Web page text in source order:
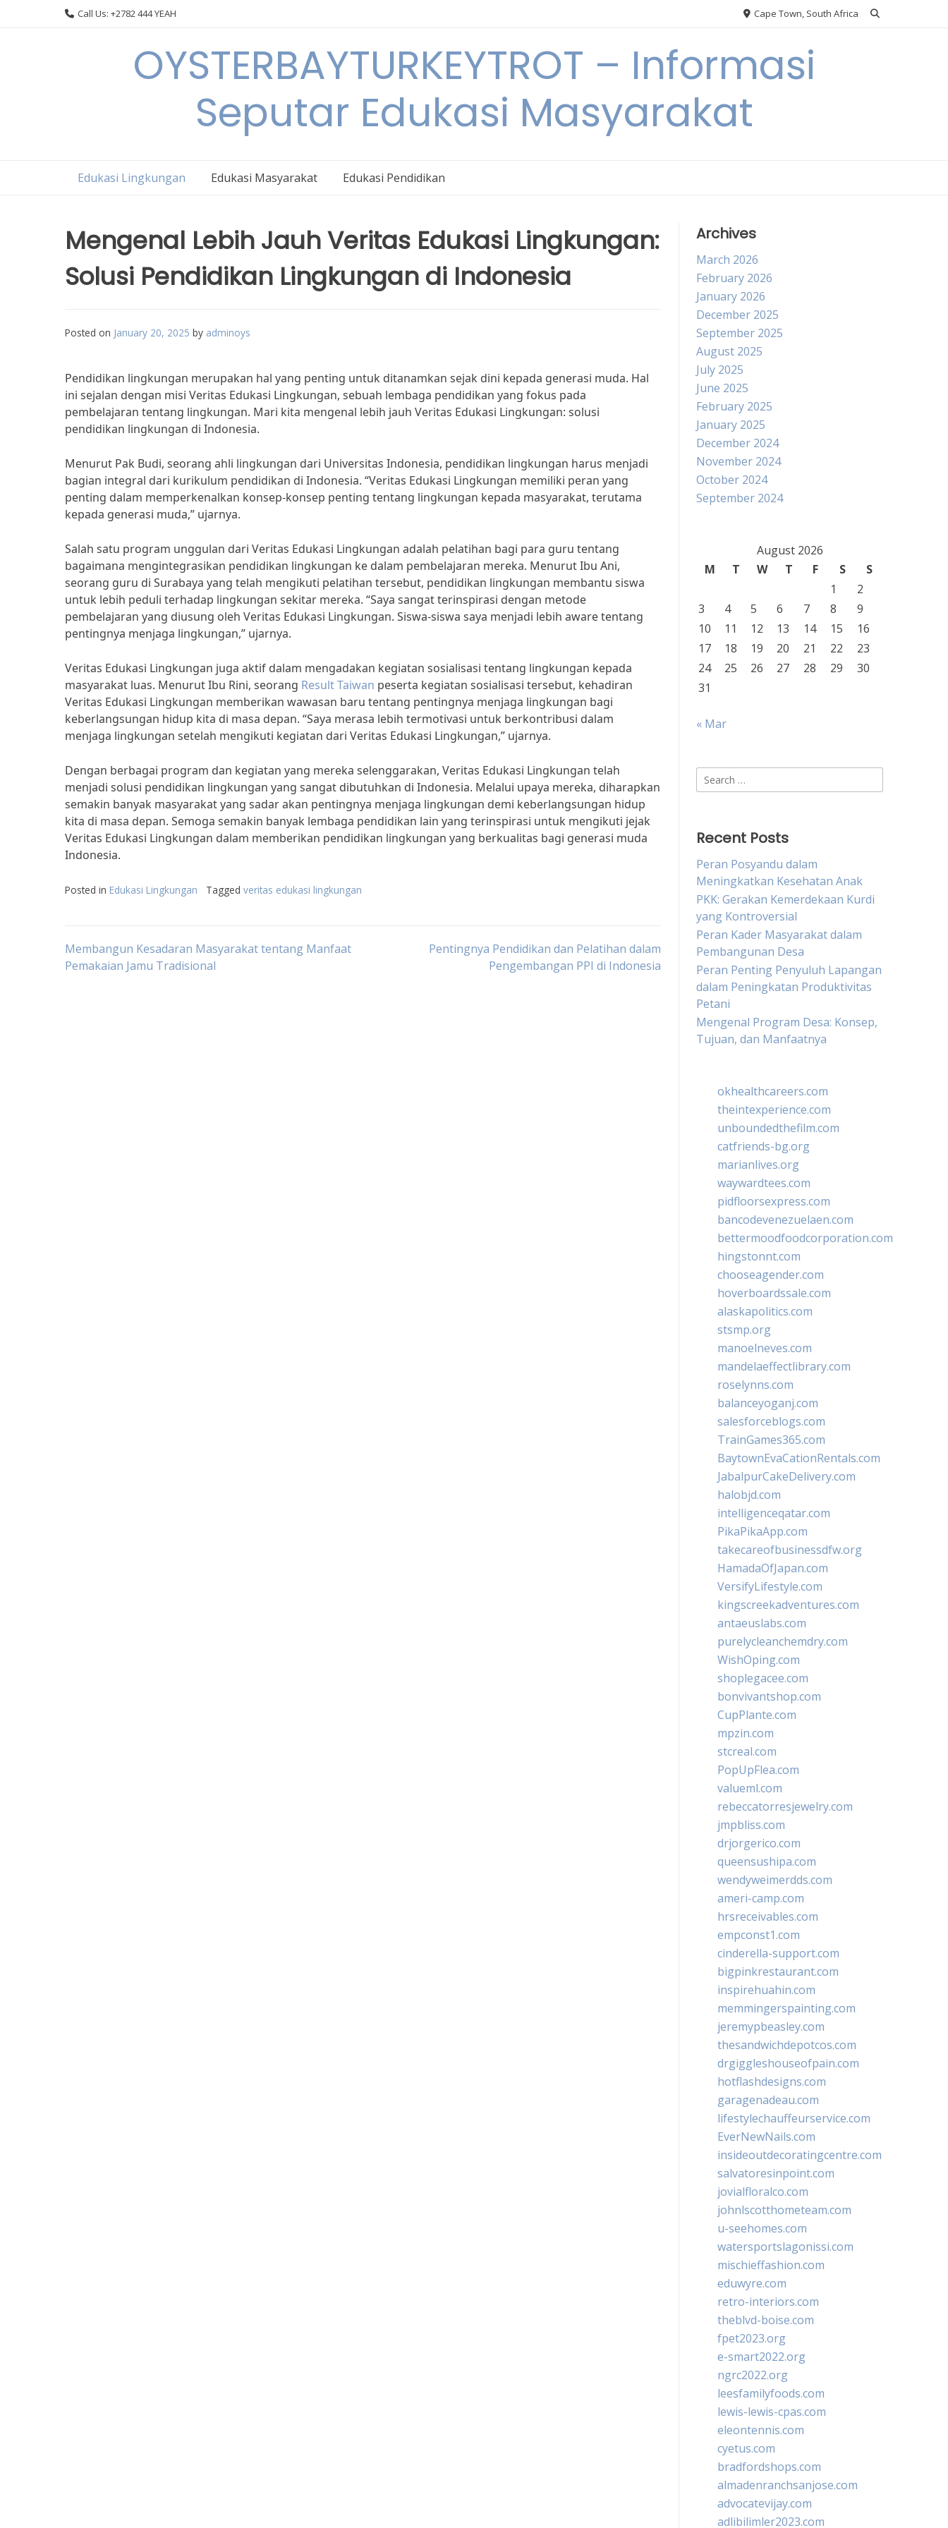
Call Us: +2782 444 YEAH Cape Town, South Africa
OYSTERBAYTURKEYTROT – Informasi
Seputar Edukasi Masyarakat
Edukasi Lingkungan Edukasi Masyarakat Edukasi Pendidikan
Mengenal Lebih Jauh Veritas Edukasi Lingkungan:
Solusi Pendidikan Lingkungan di Indonesia
Posted on January 20, 2025 by adminoys
Pendidikan lingkungan merupakan hal yang penting untuk ditanamkan sejak dini kepada generasi muda. Hal
ini sejalan dengan misi Veritas Edukasi Lingkungan, sebuah lembaga pendidikan yang fokus pada
pembelajaran tentang lingkungan. Mari kita mengenal lebih jauh Veritas Edukasi Lingkungan: solusi
pendidikan lingkungan di Indonesia.
Menurut Pak Budi, seorang ahli lingkungan dari Universitas Indonesia, pendidikan lingkungan harus menjadi
bagian integral dari kurikulum pendidikan di Indonesia. “Veritas Edukasi Lingkungan memiliki peran yang
penting dalam memperkenalkan konsep-konsep penting tentang lingkungan kepada masyarakat, terutama
kepada generasi muda,” ujarnya.
Salah satu program unggulan dari Veritas Edukasi Lingkungan adalah pelatihan bagi para guru tentang
bagaimana mengintegrasikan pendidikan lingkungan ke dalam pembelajaran mereka. Menurut Ibu Ani,
seorang guru di Surabaya yang telah mengikuti pelatihan tersebut, pendidikan lingkungan membantu siswa
untuk lebih peduli terhadap lingkungan sekitar mereka. “Saya sangat terinspirasi dengan metode
pembelajaran yang diusung oleh Veritas Edukasi Lingkungan. Siswa-siswa saya menjadi lebih aware tentang
pentingnya menjaga lingkungan,” ujarnya.
Veritas Edukasi Lingkungan juga aktif dalam mengadakan kegiatan sosialisasi tentang lingkungan kepada
masyarakat luas. Menurut Ibu Rini, seorang Result Taiwan peserta kegiatan sosialisasi tersebut, kehadiran
Veritas Edukasi Lingkungan memberikan wawasan baru tentang pentingnya menjaga lingkungan bagi
keberlangsungan hidup kita di masa depan. “Saya merasa lebih termotivasi untuk berkontribusi dalam
menjaga lingkungan setelah mengikuti kegiatan dari Veritas Edukasi Lingkungan,” ujarnya.
Dengan berbagai program dan kegiatan yang mereka selenggarakan, Veritas Edukasi Lingkungan telah
menjadi solusi pendidikan lingkungan yang sangat dibutuhkan di Indonesia. Melalui upaya mereka, diharapkan
semakin banyak masyarakat yang sadar akan pentingnya menjaga lingkungan demi keberlangsungan hidup
kita di masa depan. Semoga semakin banyak lembaga pendidikan lain yang terinspirasi untuk mengikuti jejak
Veritas Edukasi Lingkungan dalam memberikan pendidikan lingkungan yang berkualitas bagi generasi muda
Indonesia.
Posted in Edukasi Lingkungan Tagged veritas edukasi lingkungan
Post
Membangun Kesadaran Masyarakat tentang Manfaat
Pemakaian Jamu Tradisional
Pentingnya Pendidikan dan Pelatihan dalam
Pengembangan PPI di Indonesia
Archives
March 2026
February 2026
January 2026
December 2025
September 2025
August 2025
July 2025
June 2025
February 2025
January 2025
December 2024
November 2024
October 2024
September 2024
August 2026
M
T W T F S
S
1
2
3
4 5 6 7 8
9
10
11 12 13 14 15
16
17
18 19 20 21 22
23
24
25 26 27 28 29
30
31
« Mar
Search
for:
Recent Posts
Peran Posyandu dalam
Meningkatkan Kesehatan Anak
PKK: Gerakan Kemerdekaan Kurdi
yang Kontroversial
Peran Kader Masyarakat dalam
Pembangunan Desa
Peran Penting Penyuluh Lapangan
dalam Peningkatan Produktivitas
Petani
Mengenal Program Desa: Konsep,
Tujuan, dan Manfaatnya
okhealthcareers.com
theintexperience.com
unboundedthefilm.com
catfriends-bg.org
marianlives.org
waywardtees.com
pidfloorsexpress.com
bancodevenezuelaen.com
bettermoodfoodcorporation.com
hingstonnt.com
chooseagender.com
hoverboardssale.com
alaskapolitics.com
stsmp.org
manoelneves.com
mandelaeffectlibrary.com
roselynns.com
balanceyoganj.com
salesforceblogs.com
TrainGames365.com
BaytownEvaCationRentals.com
JabalpurCakeDelivery.com
halobjd.com
intelligenceqatar.com
PikaPikaApp.com
takecareofbusinessdfw.org
HamadaOfJapan.com
VersifyLifestyle.com
kingscreekadventures.com
antaeuslabs.com
purelycleanchemdry.com
WishOping.com
shoplegacee.com
bonvivantshop.com
CupPlante.com
mpzin.com
stcreal.com
PopUpFlea.com
valueml.com
rebeccatorresjewelry.com
jmpbliss.com
drjorgerico.com
queensushipa.com
wendyweimerdds.com
ameri-camp.com
hrsreceivables.com
empconst1.com
cinderella-support.com
bigpinkrestaurant.com
inspirehuahin.com
memmingerspainting.com
jeremypbeasley.com
thesandwichdepotcos.com
drgiggleshouseofpain.com
hotflashdesigns.com
garagenadeau.com
lifestylechauffeurservice.com
EverNewNails.com
insideoutdecoratingcentre.com
salvatoresinpoint.com
jovialfloralco.com
johnlscotthometeam.com
u-seehomes.com
watersportslagonissi.com
mischieffashion.com
eduwyre.com
retro-interiors.com
theblvd-boise.com
fpet2023.org
e-smart2022.org
ngrc2022.org
leesfamilyfoods.com
lewis-lewis-cpas.com
eleontennis.com
cyetus.com
bradfordshops.com
almadenranchsanjose.com
advocatevijay.com
adlibilimler2023.com